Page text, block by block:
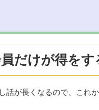
だけが得を
話が長くなるので、これ